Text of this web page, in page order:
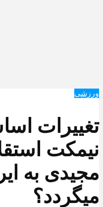
ورزشی
تغییرات
نیمکت
مجیدی به
میگردد؟